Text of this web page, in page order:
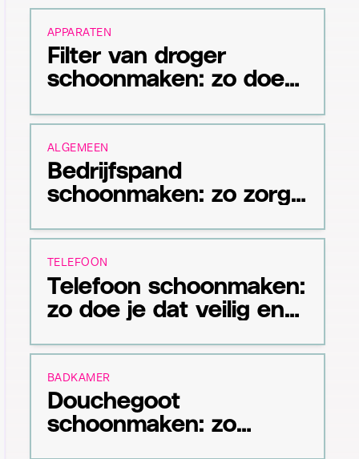
APPARATEN
Filter van droger
schoonmaken: zo doe
ALGEMEEN
Bedrijfspand
schoonmaken: zo zorg
werkomgeving
TELEFOON
Telefoon schoonmaken:
zo doe je dat veilig en
BADKAMER
Douchegoot
schoonmaken: zo